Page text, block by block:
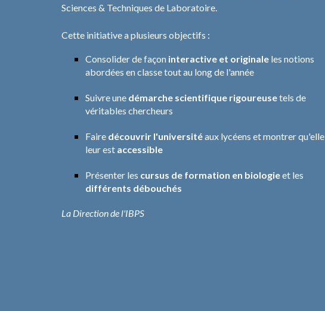
Sciences & Techniques de Laboratoire.
Cette initiative a plusieurs objectifs :
Consolider de façon interactive et originaleles notions
abordées en classe tout au long de l'année
Suivre une démarche scientifique rigoureusetels de
véritables chercheurs
Faire découvrir l'universitéaux lycéens et montrer qu'elle
leur est accessible
Présenter les cursus de formation en biologieet les
différents débouchés
La Direction de l'IBPS